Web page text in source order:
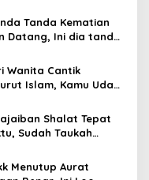
Tanda Kematian
Datang, Ini dia tanda
Wanita Cantik
Islam, Kamu Udah
Shalat Tepat
Sudah Taukah
Menutup Aurat